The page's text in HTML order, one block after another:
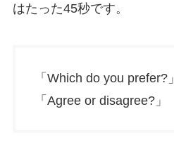
はたった45秒です。
「Which do you prefer?」
「Agree or disagree?」